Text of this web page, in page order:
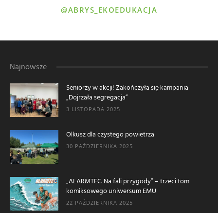
@ABRYS_EKOEDUKACJA
Najnowsze
Seniorzy w akcji! Zakończyła się kampania
„Dojrzała segregacja”
3 LISTOPADA 2025
Olkusz dla czystego powietrza
30 PAŹDZIERNIKA 2025
„ALARMTEC. Na fali przygody” – trzeci tom
komiksowego uniwersum EMU
22 PAŹDZIERNIKA 2025